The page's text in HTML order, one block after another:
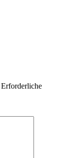
Erforderliche